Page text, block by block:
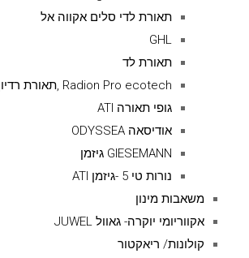
תאורת לדי סלים אקווה אל
GHL
תאורת לד
Radion Pro ecotech ,תאורת רדיון פרו
גופי תאורה ATI
אודיסאה ODYSSEA
GIESEMANN גיזמן
נורות טי 5 -גיזמן ATI
משאבות מינון
אקווריומי יוקרה- גאוול JUWEL
קולונות/ ריאקטור